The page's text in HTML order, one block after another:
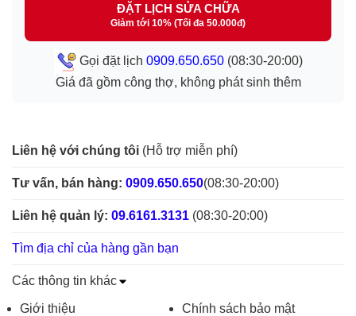
ĐẶT LỊCH SỬA CHỮA
Giảm tới 10% (Tối đa 50.000đ)
Gọi đặt lịch 0909.650.650(08:30-20:00)
Giá đã gồm công thợ, không phát sinh thêm
Liên hệ với chúng tôi (Hỗ trợ miễn phí)
Tư vấn, bán hàng: 0909.650.650(08:30-20:00)
Liên hệ quản lý: 09.6161.3131 (08:30-20:00)
Tìm địa chỉ của hàng gần bạn
Các thông tin khác
Giới thiệu
Chính sách bảo mật